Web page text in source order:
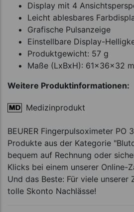
Display mit 4
Leicht ablesbares
Grafische Pulsanzeige
Einstellbare Display-
Produktgewicht: 57 g
Maße (LxBxH): 61x36x32
Weitere Produktinformationen:
Medizinprodukt
BEURER Fingerpulsoximeter PO
Produkte aus der Kategorie
bequem auf Rechnung oder
Klicks bei einem unserer Online-
Und das Beste: Für viele unserer
tolle Skonto Nachlässe!